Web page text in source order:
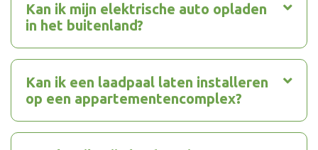
Kan ik mijn elektrische auto opladen
in het buitenland?
Kan ik een laadpaal laten installeren
op een appartementencomplex?